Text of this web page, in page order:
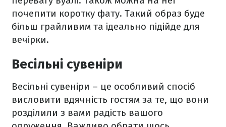
почепити коротку фату. Такий образ буде
більш грайливим та ідеально підійде для
вечірки.
Весільні сувеніри
Весільні сувеніри – це особливий спосіб
висловити вдячність гостям за те, що вони
розділили з вами радість вашого